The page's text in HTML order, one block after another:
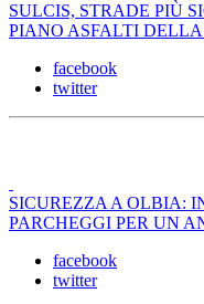
SULCIS, STRADE PIÙ
PIANO ASFALTI
facebook
twitter
SICUREZZA A OLBIA:
PARCHEGGI PER UN
facebook
twitter